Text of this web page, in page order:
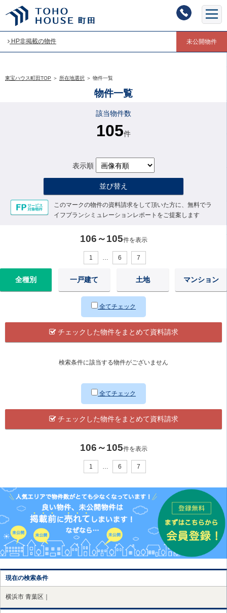
HP非掲載の物件 未公開物件
東宝ハウス町田TOP ＞ 所在地選択 ＞ 物件一覧
物件一覧
該当物件数
105件
表示順
並び替え
このマークの物件の資料請求をして頂いた方に、無料でラ
イフプランシミュレーションレポートをご提案します
106～105件を表示
1 … 6 7
全種別 一戸建て 土地 マンション
全てチェック
チェックした物件をまとめて資料請求
検索条件に該当する物件がございません
全てチェック
チェックした物件をまとめて資料請求
106～105件を表示
1 … 6 7
現在の検索条件
横浜市 青葉区｜